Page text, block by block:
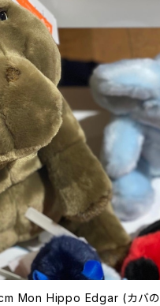
Mon Hippo Edgar (カバの